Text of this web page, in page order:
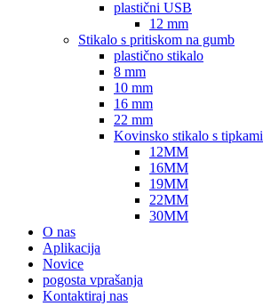
plastični USB
12 mm
Stikalo s pritiskom na gumb
plastično stikalo
8 mm
10 mm
16 mm
22 mm
Kovinsko stikalo s tipkami
12MM
16MM
19MM
22MM
30MM
O nas
Aplikacija
Novice
pogosta vprašanja
Kontaktiraj nas